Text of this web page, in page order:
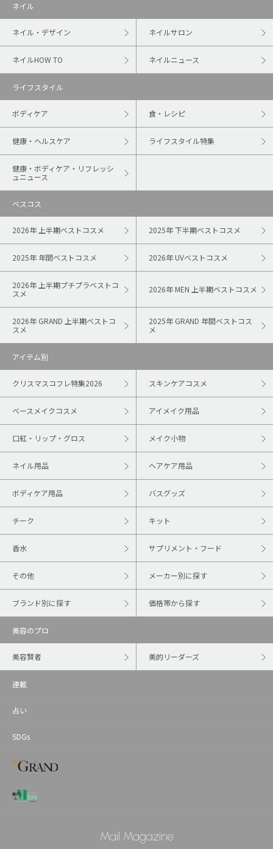
ネイル
ネイル・デザイン ネイルサロン
ネイルHOW TO ネイルニュース
ライフスタイル
ボディケア 食・レシピ
健康・ヘルスケア ライフスタイル特集
健康・ボディケア・リフレッシ
ュニュース
ベスコス
2026年 上半期ベストコスメ 2025年 下半期ベストコスメ
2025年 年間ベストコスメ 2026年 UVベストコスメ
2026年 上半期プチプラベストコ
スメ
2026年 MEN 上半期ベストコスメ
2026年 GRAND 上半期ベストコ
スメ
2025年 GRAND 年間ベストコス
メ
アイテム別
クリスマスコフレ特集2026 スキンケアコスメ
ベースメイクコスメ アイメイク用品
口紅・リップ・グロス メイク小物
ネイル用品 ヘアケア用品
ボディケア用品 バスグッズ
チーク キット
香水 サプリメント・フード
その他 メーカー別に探す
ブランド別に探す 価格帯から探す
美容のプロ
美容賢者 美的リーダーズ
連載
占い
SDGs
Mail Magazine